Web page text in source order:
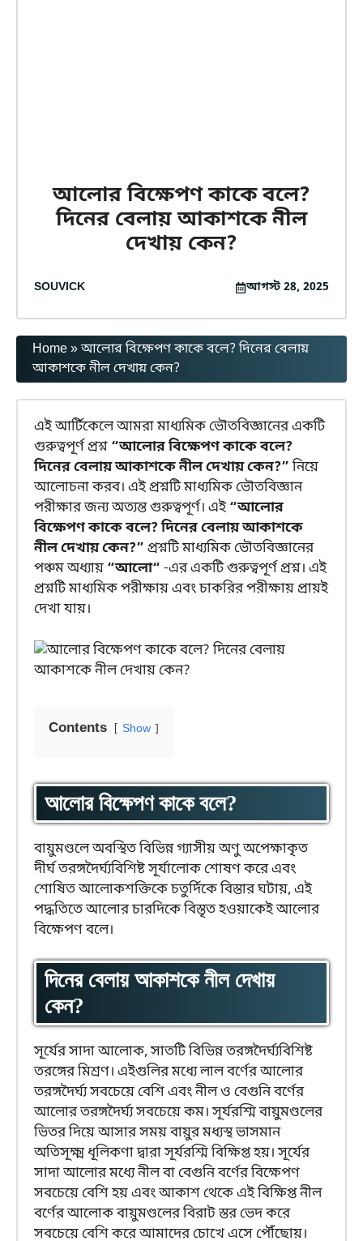
আলোর বিক্ষেপণ কাকে বলে?
দিনের বেলায় আকাশকে নীল
দেখায় কেন?
SOUVICK আগস্ট 28, 2025
Home»আলোর বিক্ষেপণ কাকে বলে? দিনের বেলায়
আকাশকে নীল দেখায় কেন?
এই আর্টিকেলে আমরা মাধ্যমিক ভৌতবিজ্ঞানের একটি
গুরুত্বপূর্ণ প্রশ্ন “আলোর বিক্ষেপণ কাকে বলে?
দিনের বেলায় আকাশকে নীল দেখায় কেন?”নিয়ে
আলোচনা করব। এই প্রশ্নটি মাধ্যমিক ভৌতবিজ্ঞান
পরীক্ষার জন্য অত্যন্ত গুরুত্বপূর্ণ। এই“আলোর
বিক্ষেপণ কাকে বলে? দিনের বেলায় আকাশকে
নীল দেখায় কেন?” প্রশ্নটি মাধ্যমিক ভৌতবিজ্ঞানের
পঞ্চম অধ্যায় “আলো“ -এর একটি গুরুত্বপূর্ণ প্রশ্ন। এই
প্রশ্নটি মাধ্যমিক পরীক্ষায় এবং চাকরির পরীক্ষায় প্রায়ই
দেখা যায়।
Contents Show
আলোর বিক্ষেপণ কাকে বলে?
বায়ুমণ্ডলে অবস্থিত বিভিন্ন গ্যাসীয় অণু অপেক্ষাকৃত
দীর্ঘ তরঙ্গদৈর্ঘ্যবিশিষ্ট সূর্যালোক শোষণ করে এবং
শোষিত আলোকশক্তিকে চতুর্দিকে বিস্তার ঘটায়, এই
পদ্ধতিতে আলোর চারদিকে বিস্তৃত হওয়াকেই আলোর
বিক্ষেপণ বলে।
দিনের বেলায় আকাশকে নীল দেখায়
কেন?
সূর্যের সাদা আলোক, সাতটি বিভিন্ন তরঙ্গদৈর্ঘ্যবিশিষ্ট
তরঙ্গের মিশ্রণ। এইগুলির মধ্যে লাল বর্ণের আলোর
তরঙ্গদৈর্ঘ্য সবচেয়ে বেশি এবং নীল ও বেগুনি বর্ণের
আলোর তরঙ্গদৈর্ঘ্য সবচেয়ে কম। সূর্যরশ্মি বায়ুমণ্ডলের
ভিতর দিয়ে আসার সময় বায়ুর মধ্যস্থ ভাসমান
অতিসূক্ষ্ম ধূলিকণা দ্বারা সূর্যরশ্মি বিক্ষিপ্ত হয়। সূর্যের
সাদা আলোর মধ্যে নীল বা বেগুনি বর্ণের বিক্ষেপণ
সবচেয়ে বেশি হয় এবং আকাশ থেকে এই বিক্ষিপ্ত নীল
বর্ণের আলোক বায়ুমণ্ডলের বিরাট স্তর ভেদ করে
সবচেয়ে বেশি করে আমাদের চোখে এসে পৌঁছোয়।